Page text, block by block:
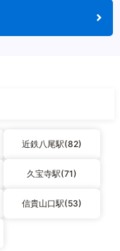
近鉄八尾駅(82)
久宝寺駅(71)
信貴山口駅(53)